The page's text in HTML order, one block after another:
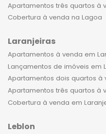
Apartamentos três quartos à
Cobertura à venda na Lagoa
Laranjeiras
Apartamentos à venda em
Lançamentos de imóveis em
Apartamentos dois quartos à
Apartamentos três quartos à
Cobertura à venda em
Leblon